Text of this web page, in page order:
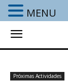
Próximas Actividades
MENU